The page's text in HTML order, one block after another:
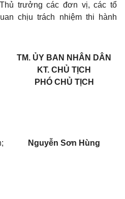
trưởng các đơn vị, các tổ
chịu trách nhiệm thi hành
TM. ỦY BAN NHÂN DÂN
KT. CHỦ TỊCH
PHÓ CHỦ TỊCH
Nguyễn Sơn Hùng